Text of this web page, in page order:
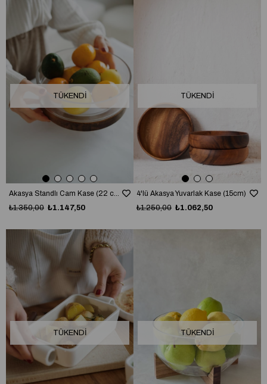
TÜKENDI
Akasya Standlı Cam Kase (22 cm)
₺1.147,50
₺1.350,00
TÜKENDI
4'lü Akasya Yuvarlak Kase (15cm)
₺1.062,50
₺1.250,00
TÜKENDI TÜKENDI